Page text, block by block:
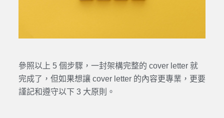
參照以上 5 個步驟，一封架構完整的 cover letter 就
完成了，但如果想讓 cover letter 的內容更專業，更要
謹記和遵守以下 3 大原則。